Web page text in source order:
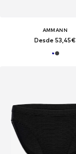
AMMANN
Desde 53,45€